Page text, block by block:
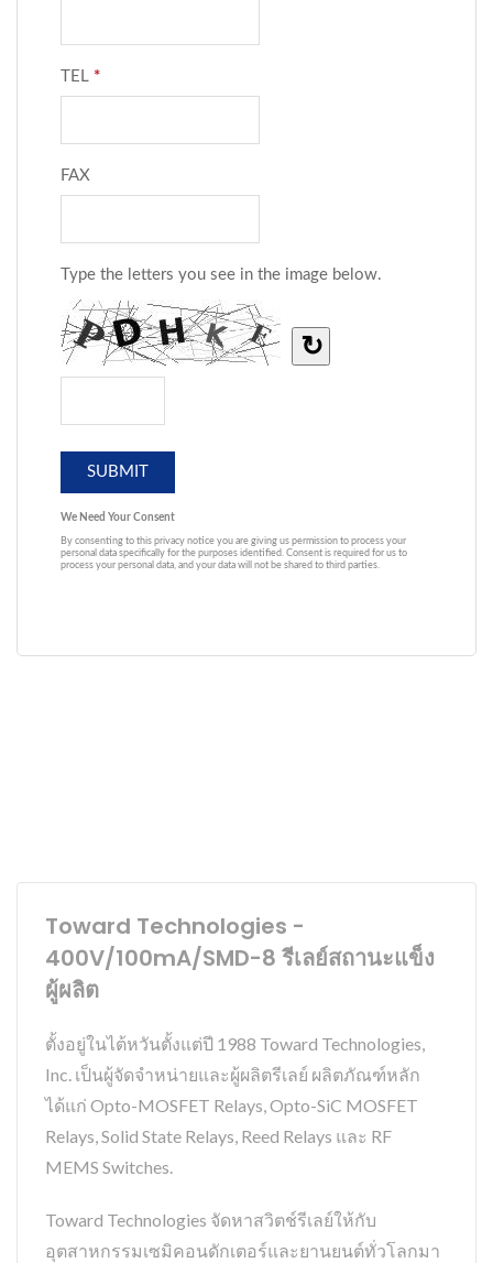
Toward Technologies -
400V/100mA/SMD-8 รีเลย์สถานะแข็ง
ผู้ผลิต
ตั้งอยู่ในไต้หวันตั้งแต่ปี 1988 Toward Technologies,
Inc. เป็นผู้จัดจำหน่ายและผู้ผลิตรีเลย์ ผลิตภัณฑ์หลัก
ได้แก่ Opto-MOSFET Relays, Opto-SiC MOSFET
Relays, Solid State Relays, Reed Relays และ RF
MEMS Switches.
Toward Technologies จัดหาสวิตช์รีเลย์ให้กับ
อุตสาหกรรมเซมิคอนดักเตอร์และยานยนต์ทั่วโลกมา